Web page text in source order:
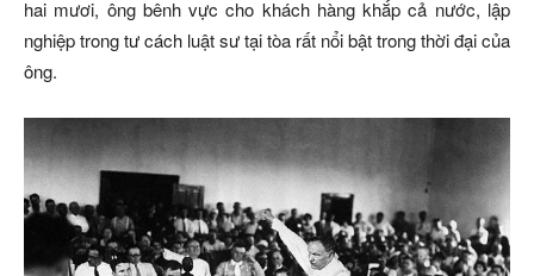
hai mươi, ông bênh vực cho khách hàng khắp cả nước, lập
nghiệp trong tư cách luật sư tại tòa rất nổi bật trong thời đại của
ông.